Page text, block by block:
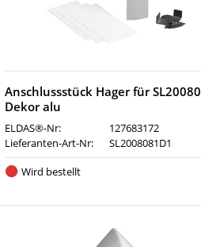
Anschlussstück Hager für SL20080
Dekor alu
ELDAS®-Nr:
127683172
Lieferanten-Art-Nr:
SL2008081D1
Wird bestellt